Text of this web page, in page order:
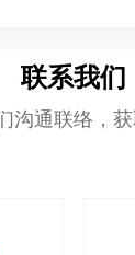
联系我们
沟通联络，